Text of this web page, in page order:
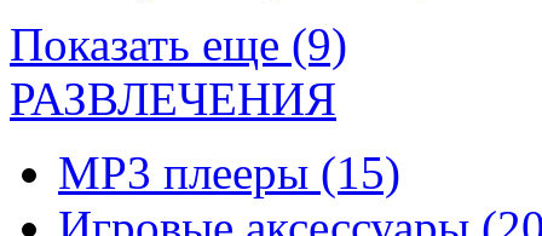
Показать еще (9)
РАЗВЛЕЧЕНИЯ
MP3 плееры (15)